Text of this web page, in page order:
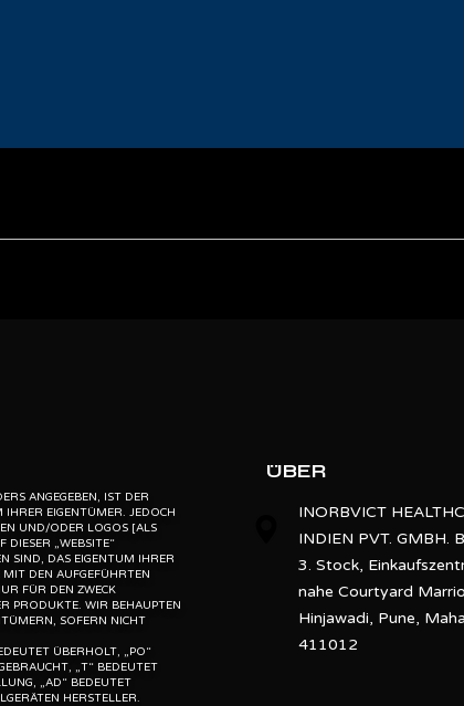
on this” website” are the property of their respective owners
we do not claim as association with the mark owners, unless
“po” means preowned, “u” means used, “t” means
ANGEGEBEN, IST DER
IHRER EIGENTÜMER. JEDOCH
UND/ODER LOGOS [ALS
DIESER „WEBSITE“
SIND, DAS EIGENTUM IHRER
DEN AUFGEFÜHRTEN
FÜR DEN ZWECK
PRODUKTE. WIR BEHAUPTEN
SOFERN NICHT
ÜBERHOLT, „PO“
„T“ BEDEUTET
„AD“ BEDEUTET
HERSTELLER.
ÜBER
INORBVICT
INDIEN PVT. GMBH.
3. Stock,
nahe Courtyard
Hinjawadi, Pune,
411012